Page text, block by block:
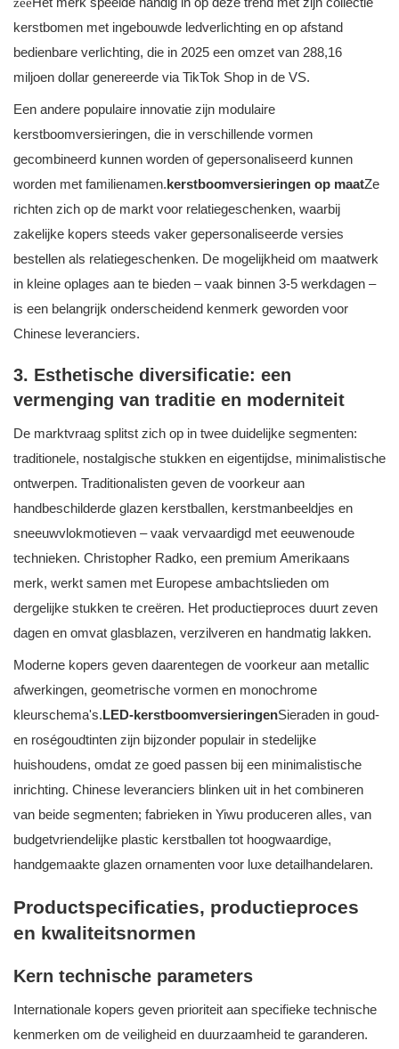
zee
kerstbomen met ingebouwde ledverlichting en op afstand
bedienbare verlichting, die in 2025 een omzet van 288,16
miljoen dollar genereerde via TikTok Shop in de VS.
Een andere populaire innovatie zijn modulaire
kerstboomversieringen, die in verschillende vormen
gecombineerd kunnen worden of gepersonaliseerd kunnen
worden met familienamen.kerstboomversieringen op maatZe
richten zich op de markt voor relatiegeschenken, waarbij
zakelijke kopers steeds vaker gepersonaliseerde versies
bestellen als relatiegeschenken. De mogelijkheid om maatwerk
in kleine oplages aan te bieden – vaak binnen 3-5 werkdagen –
is een belangrijk onderscheidend kenmerk geworden voor
Chinese leveranciers.
3. Esthetische diversificatie: een
vermenging van traditie en moderniteit
De marktvraag splitst zich op in twee duidelijke segmenten:
traditionele, nostalgische stukken en eigentijdse, minimalistische
ontwerpen. Traditionalisten geven de voorkeur aan
handbeschilderde glazen kerstballen, kerstmanbeeldjes en
sneeuwvlokmotieven – vaak vervaardigd met eeuwenoude
technieken. Christopher Radko, een premium Amerikaans
merk, werkt samen met Europese ambachtslieden om
dergelijke stukken te creëren. Het productieproces duurt zeven
dagen en omvat glasblazen, verzilveren en handmatig lakken.
Moderne kopers geven daarentegen de voorkeur aan metallic
afwerkingen, geometrische vormen en monochrome
kleurschema's.LED-kerstboomversieringenSieraden in goud-
en roségoudtinten zijn bijzonder populair in stedelijke
huishoudens, omdat ze goed passen bij een minimalistische
inrichting. Chinese leveranciers blinken uit in het combineren
van beide segmenten; fabrieken in Yiwu produceren alles, van
budgetvriendelijke plastic kerstballen tot hoogwaardige,
handgemaakte glazen ornamenten voor luxe detailhandelaren.
Productspecificaties, productieproces
en kwaliteitsnormen
Kern technische parameters
Internationale kopers geven prioriteit aan specifieke technische
kenmerken om de veiligheid en duurzaamheid te garanderen.